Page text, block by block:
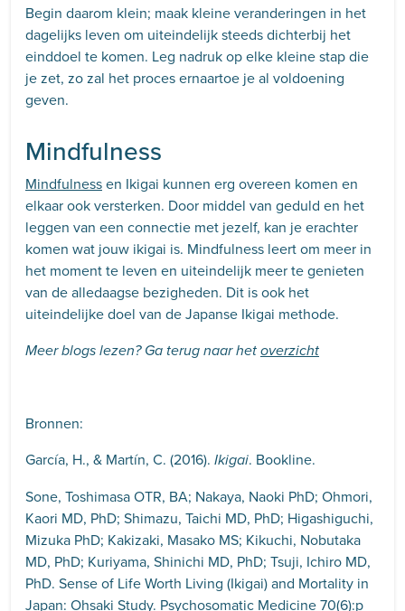
Begin daarom klein; maak kleine veranderingen in het
dagelijks leven om uiteindelijk steeds dichterbij het
einddoel te komen. Leg nadruk op elke kleine stap die
je zet, zo zal het proces ernaartoe je al voldoening
geven.
Mindfulness
Mindfulnessen Ikigai kunnen erg overeen komen en
elkaar ook versterken. Door middel van geduld en het
leggen van een connectie met jezelf, kan je erachter
komen wat jouw ikigai is. Mindfulness leert om meer in
het moment te leven en uiteindelijk meer te genieten
van de alledaagse bezigheden. Dit is ook het
uiteindelijke doel van de Japanse Ikigai methode.
Meer blogs lezen? Ga terug naar het overzicht
Bronnen:
García, H., & Martín, C. (2016). Ikigai. Bookline.
Sone, Toshimasa OTR, BA; Nakaya, Naoki PhD; Ohmori,
Kaori MD, PhD; Shimazu, Taichi MD, PhD; Higashiguchi,
Mizuka PhD; Kakizaki, Masako MS; Kikuchi, Nobutaka
MD, PhD; Kuriyama, Shinichi MD, PhD; Tsuji, Ichiro MD,
PhD. Sense of Life Worth Living (Ikigai) and Mortality in
Japan: Ohsaki Study. Psychosomatic Medicine 70(6):p